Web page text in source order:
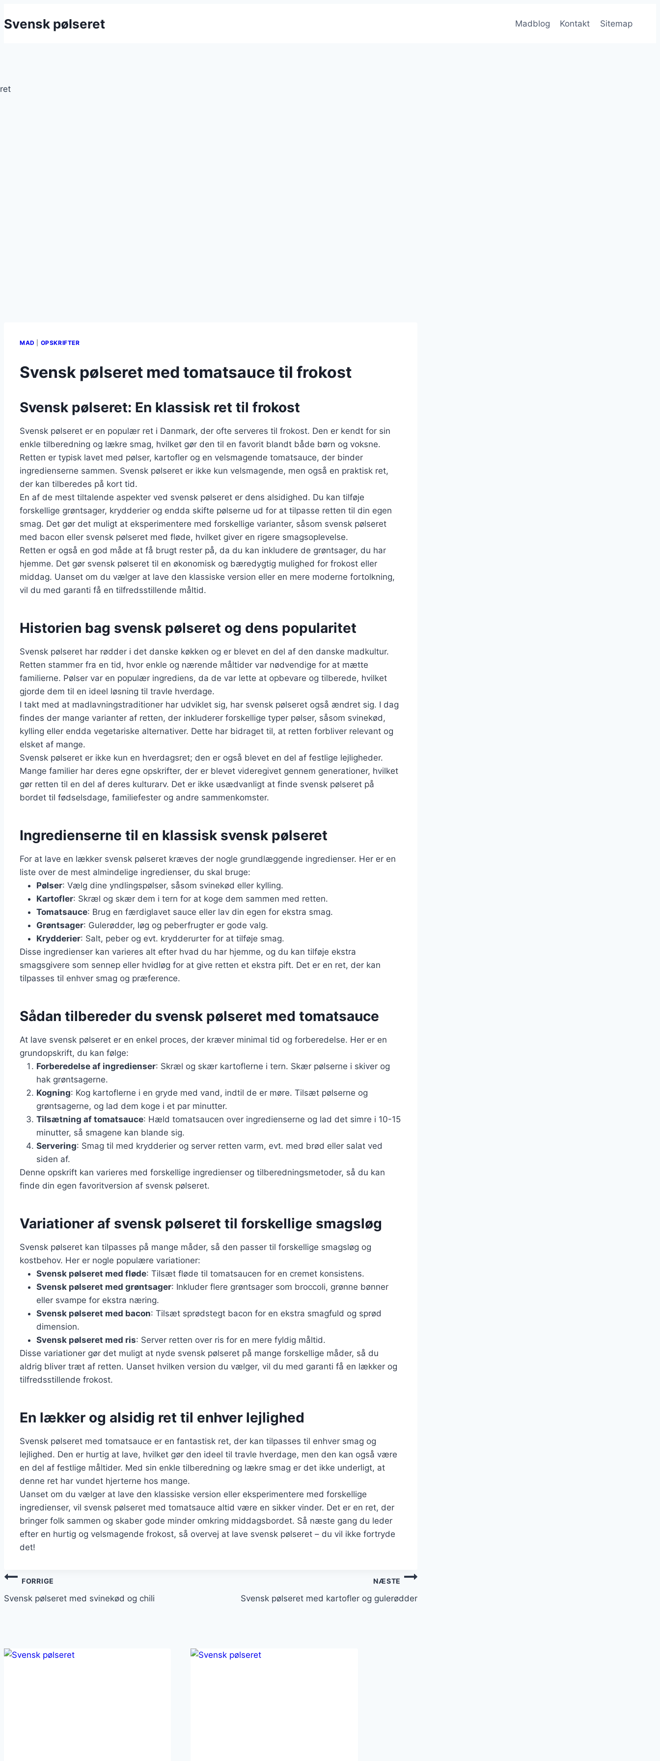
til
Svensk pølseret Madblog Kontakt Sitemap
MAD OPSKRIFTER
Svensk pølseret med tomatsauce til frokost
Svensk pølseret: En klassisk ret til frokost
Svensk pølseret er en populær ret i Danmark, der ofte serveres til frokost. Den er kendt for sin
enkle tilberedning og lækre smag, hvilket gør den til en favorit blandt både børn og voksne.
Retten er typisk lavet med pølser, kartofler og en velsmagende tomatsauce, der binder
ingredienserne sammen. Svensk pølseret er ikke kun velsmagende, men også en praktisk ret,
der kan tilberedes på kort tid.
En af de mest tiltalende aspekter ved svensk pølseret er dens alsidighed. Du kan tilføje
forskellige grøntsager, krydderier og endda skifte pølserne ud for at tilpasse retten til din egen
smag. Det gør det muligt at eksperimentere med forskellige varianter, såsom svensk pølseret
med bacon eller svensk pølseret med fløde, hvilket giver en rigere smagsoplevelse.
Retten er også en god måde at få brugt rester på, da du kan inkludere de grøntsager, du har
hjemme. Det gør svensk pølseret til en økonomisk og bæredygtig mulighed for frokost eller
middag. Uanset om du vælger at lave den klassiske version eller en mere moderne fortolkning,
vil du med garanti få en tilfredsstillende måltid.
Historien bag svensk pølseret og dens popularitet
Svensk pølseret har rødder i det danske køkken og er blevet en del af den danske madkultur.
Retten stammer fra en tid, hvor enkle og nærende måltider var nødvendige for at mætte
familierne. Pølser var en populær ingrediens, da de var lette at opbevare og tilberede, hvilket
gjorde dem til en ideel løsning til travle hverdage.
I takt med at madlavningstraditioner har udviklet sig, har svensk pølseret også ændret sig. I dag
findes der mange varianter af retten, der inkluderer forskellige typer pølser, såsom svinekød,
kylling eller endda vegetariske alternativer. Dette har bidraget til, at retten forbliver relevant og
elsket af mange.
Svensk pølseret er ikke kun en hverdagsret; den er også blevet en del af festlige lejligheder.
Mange familier har deres egne opskrifter, der er blevet videregivet gennem generationer, hvilket
gør retten til en del af deres kulturarv. Det er ikke usædvanligt at finde svensk pølseret på
bordet til fødselsdage, familiefester og andre sammenkomster.
Ingredienserne til en klassisk svensk pølseret
For at lave en lækker svensk pølseret kræves der nogle grundlæggende ingredienser. Her er en
liste over de mest almindelige ingredienser, du skal bruge:
Pølser: Vælg dine yndlingspølser, såsom svinekød eller kylling.
Kartofler: Skræl og skær dem i tern for at koge dem sammen med retten.
Tomatsauce: Brug en færdiglavet sauce eller lav din egen for ekstra smag.
Grøntsager: Gulerødder, løg og peberfrugter er gode valg.
Krydderier: Salt, peber og evt. krydderurter for at tilføje smag.
Disse ingredienser kan varieres alt efter hvad du har hjemme, og du kan tilføje ekstra
smagsgivere som sennep eller hvidløg for at give retten et ekstra pift. Det er en ret, der kan
tilpasses til enhver smag og præference.
Sådan tilbereder du svensk pølseret med tomatsauce
At lave svensk pølseret er en enkel proces, der kræver minimal tid og forberedelse. Her er en
grundopskrift, du kan følge:
Forberedelse af ingredienser: Skræl og skær kartoflerne i tern. Skær pølserne i skiver og
hak grøntsagerne.
Kogning: Kog kartoflerne i en gryde med vand, indtil de er møre. Tilsæt pølserne og
grøntsagerne, og lad dem koge i et par minutter.
Tilsætning af tomatsauce: Hæld tomatsaucen over ingredienserne og lad det simre i 10-15
minutter, så smagene kan blande sig.
Servering: Smag til med krydderier og server retten varm, evt. med brød eller salat ved
siden af.
Denne opskrift kan varieres med forskellige ingredienser og tilberedningsmetoder, så du kan
finde din egen favoritversion af svensk pølseret.
Variationer af svensk pølseret til forskellige smagsløg
Svensk pølseret kan tilpasses på mange måder, så den passer til forskellige smagsløg og
kostbehov. Her er nogle populære variationer:
Svensk pølseret med fløde: Tilsæt fløde til tomatsaucen for en cremet konsistens.
Svensk pølseret med grøntsager: Inkluder flere grøntsager som broccoli, grønne bønner
eller svampe for ekstra næring.
Svensk pølseret med bacon: Tilsæt sprødstegt bacon for en ekstra smagfuld og sprød
dimension.
Svensk pølseret med ris: Server retten over ris for en mere fyldig måltid.
Disse variationer gør det muligt at nyde svensk pølseret på mange forskellige måder, så du
aldrig bliver træt af retten. Uanset hvilken version du vælger, vil du med garanti få en lækker og
tilfredsstillende frokost.
En lækker og alsidig ret til enhver lejlighed
Svensk pølseret med tomatsauce er en fantastisk ret, der kan tilpasses til enhver smag og
lejlighed. Den er hurtig at lave, hvilket gør den ideel til travle hverdage, men den kan også være
en del af festlige måltider. Med sin enkle tilberedning og lækre smag er det ikke underligt, at
denne ret har vundet hjerterne hos mange.
Uanset om du vælger at lave den klassiske version eller eksperimentere med forskellige
ingredienser, vil svensk pølseret med tomatsauce altid være en sikker vinder. Det er en ret, der
bringer folk sammen og skaber gode minder omkring middagsbordet. Så næste gang du leder
efter en hurtig og velsmagende frokost, så overvej at lave svensk pølseret – du vil ikke fortryde
det!
Indlægsnavigation
FORRIGE
Svensk pølseret med svinekød og chili
NÆSTE
Svensk pølseret med kartofler og gulerødder